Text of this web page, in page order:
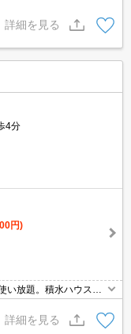
９９」にお気軽にお問
詳細を見る
4分
円)
い放題。積水ハウスシ
詳細を見る